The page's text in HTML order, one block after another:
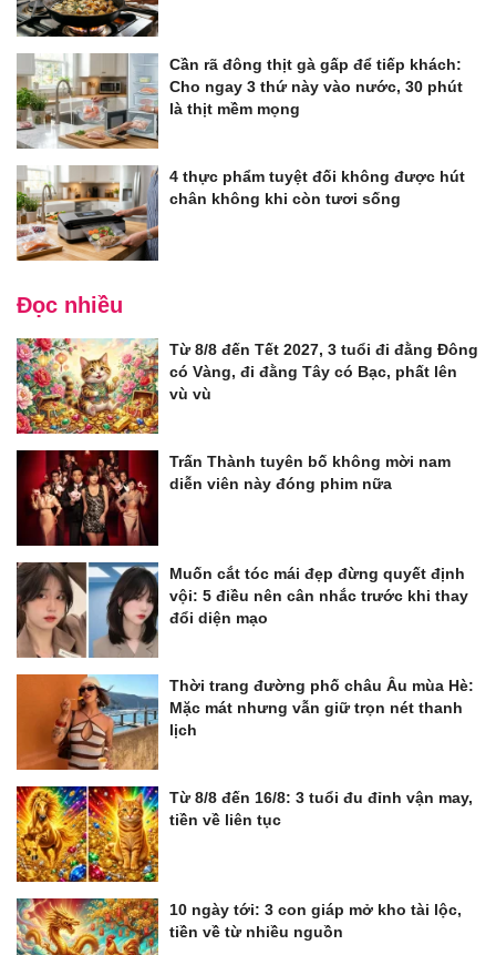
Cần rã đông thịt gà gấp để tiếp khách:
Cho ngay 3 thứ này vào nước, 30 phút
là thịt mềm mọng
4 thực phẩm tuyệt đối không được hút
chân không khi còn tươi sống
Đọc nhiều
Từ 8/8 đến Tết 2027, 3 tuổi đi đằng Đông
có Vàng, đi đằng Tây có Bạc, phất lên
vù vù
Trấn Thành tuyên bố không mời nam
diễn viên này đóng phim nữa
Muốn cắt tóc mái đẹp đừng quyết định
vội: 5 điều nên cân nhắc trước khi thay
đổi diện mạo
Thời trang đường phố châu Âu mùa Hè:
Mặc mát nhưng vẫn giữ trọn nét thanh
lịch
Từ 8/8 đến 16/8: 3 tuổi đu đỉnh vận may,
tiền về liên tục
10 ngày tới: 3 con giáp mở kho tài lộc,
tiền về từ nhiều nguồn